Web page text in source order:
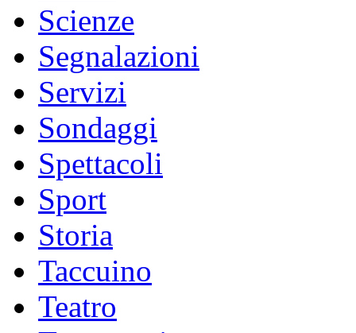
Scienze
Segnalazioni
Servizi
Sondaggi
Spettacoli
Sport
Storia
Taccuino
Teatro